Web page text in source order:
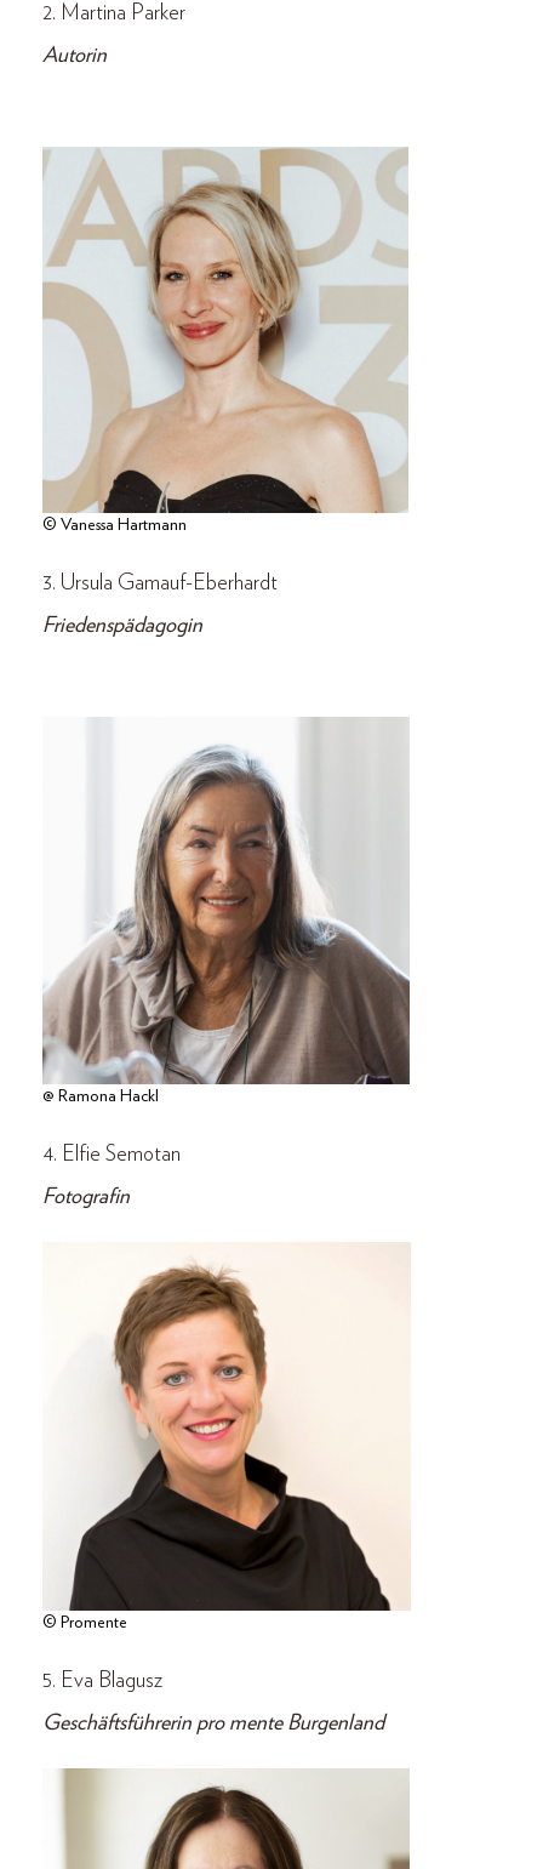
2. Martina Parker
Autorin
© Vanessa Hartmann
3. Ursula Gamauf-Eberhardt
Friedenspädagogin
@ Ramona Hackl
4. Elfie Semotan
Fotografin
© Promente
5. Eva Blagusz
Geschäftsführerin pro mente Burgenland